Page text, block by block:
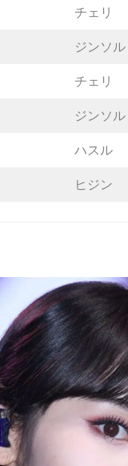
チェリ
ジンソル
チェリ
ジンソル
ハスル
ヒジン